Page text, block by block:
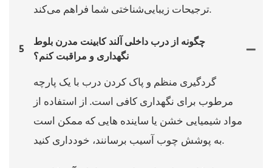
ترجیحات زیبایی‌شناختی شما فراهم می‌کند.
5
چگونه از درب داخلی آلند کابینت مدرن بلوط
نگهداری و مراقبت کنم؟
گردگیری منظم و پاک کردن درب با یک پارچه
مرطوب برای نگهداری کافی است. از استفاده از
مواد شیمیایی خشن یا ساینده هایی که ممکن است
به پوشش چوب آسیب برسانند، خودداری کنید.